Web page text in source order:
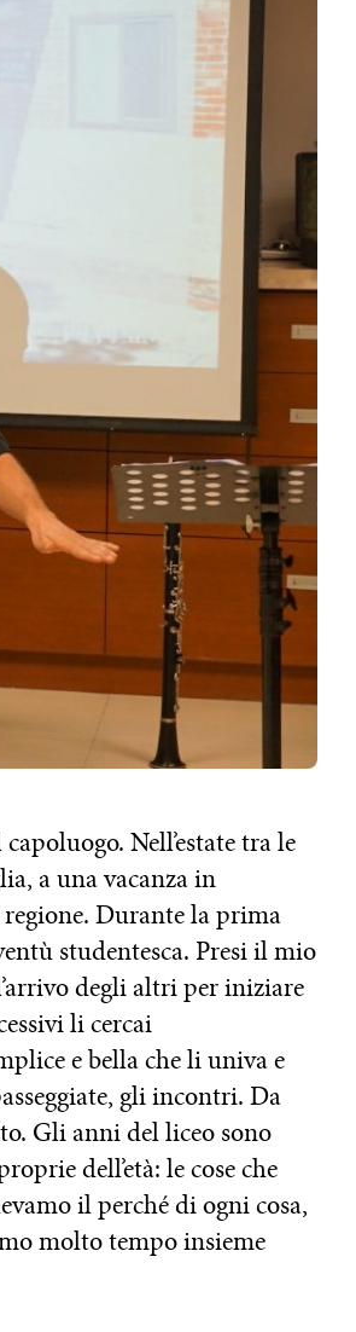
Nell’estate tra le
a una vacanza in
Durante la prima
studentesca. Presi il mio
degli altri per iniziare
li cercai
e bella che li univa e
gli incontri. Da
Gli anni del liceo sono
dell’età: le cose che
il perché di ogni cosa,
molto tempo insieme